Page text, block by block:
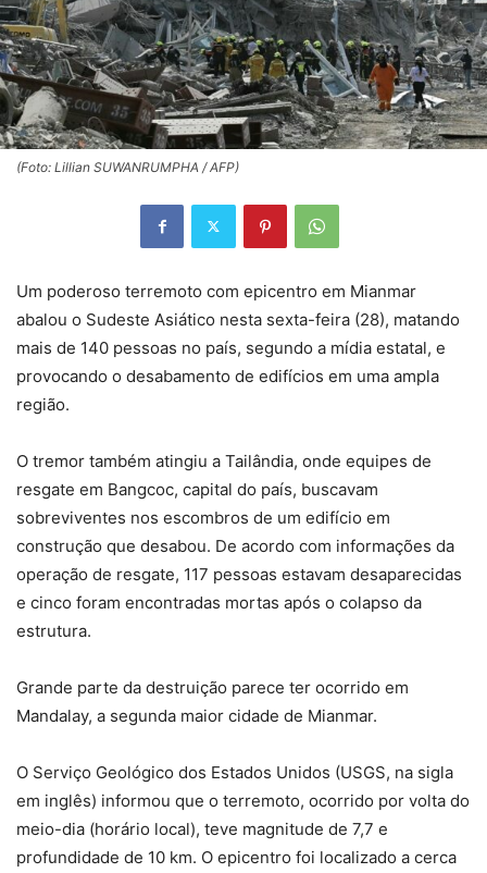
(Foto: Lillian SUWANRUMPHA / AFP)
Um poderoso terremoto com epicentro em Mianmar
abalou o Sudeste Asiático nesta sexta-feira (28), matando
mais de 140 pessoas no país, segundo a mídia estatal, e
provocando o desabamento de edifícios em uma ampla
região.
O tremor também atingiu a Tailândia, onde equipes de
resgate em Bangcoc, capital do país, buscavam
sobreviventes nos escombros de um edifício em
construção que desabou. De acordo com informações da
operação de resgate, 117 pessoas estavam desaparecidas
e cinco foram encontradas mortas após o colapso da
estrutura.
Grande parte da destruição parece ter ocorrido em
Mandalay, a segunda maior cidade de Mianmar.
O Serviço Geológico dos Estados Unidos (USGS, na sigla
em inglês) informou que o terremoto, ocorrido por volta do
meio-dia (horário local), teve magnitude de 7,7 e
profundidade de 10 km. O epicentro foi localizado a cerca